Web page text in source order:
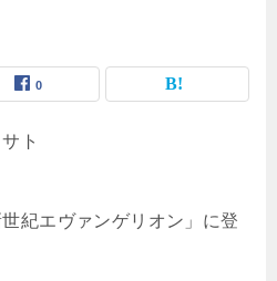
0
ト
紀エヴァンゲリオン」に登